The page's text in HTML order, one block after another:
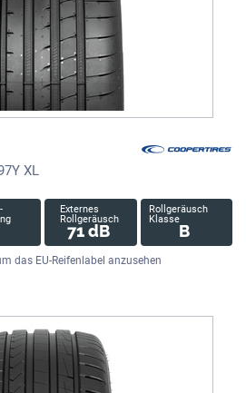
XL
Externes
Rollgeräusch
71 dB
Rollgeräusch
Klasse
B
das EU-Reifenlabel anzusehen